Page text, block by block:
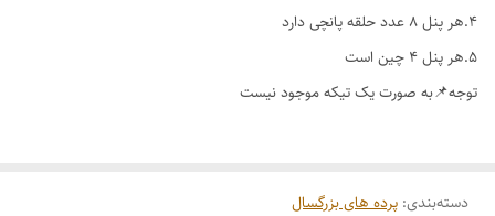
۴.هر پنل ۸ عدد حلقه پانچی دارد
۵.هر پنل ۴ چین است
توجه📌به صورت یک تیکه موجود نیست
دسته‌بندی: پرده های بزرگسال